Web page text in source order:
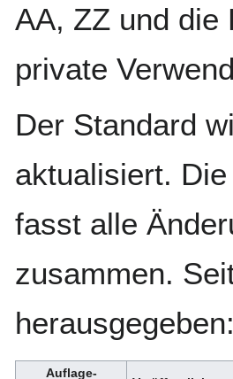
AA, ZZ und die
private
Der Standard
aktualisiert.
fasst alle
zusammen.
Auflage-